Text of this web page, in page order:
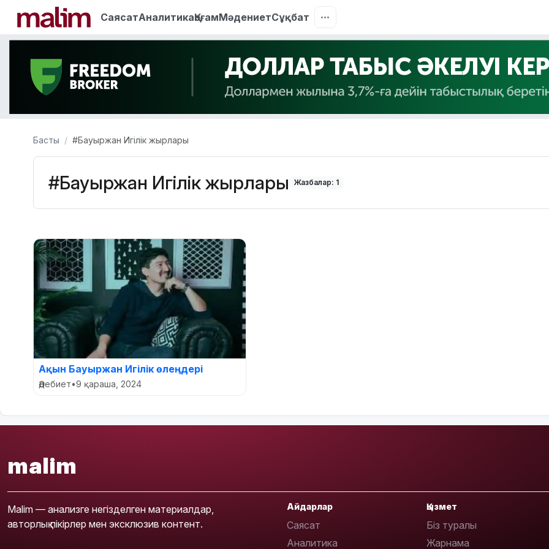
СаясатАналитикаҚоғамМәдениетСұқбат
Басты #Бауыржан Игілік жырлары
#Бауыржан Игілік жырлары Жазбалар: 1
Ақын Бауыржан Игілік өлеңдері
Әдебиет•9 қараша, 2024
malim
Malim — анализге негізделген материалдар,
авторлық пікірлер мен эксклюзив контент.
Айдарлар
Саясат
Аналитика
Қызмет
Біз туралы
Жарнама